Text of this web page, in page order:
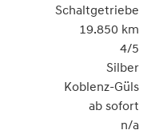
Schaltgetriebe
19.850 km
4/5
Silber
Koblenz-Güls
ab sofort
n/a